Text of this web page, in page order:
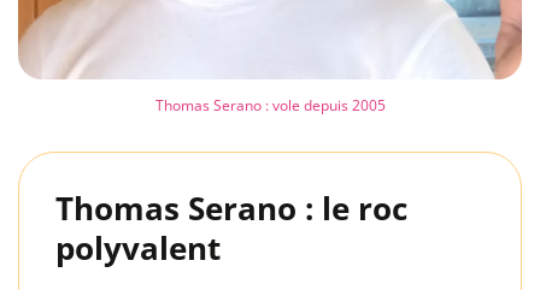
Thomas Serano : vole depuis 2005
Thomas Serano : le roc
polyvalent